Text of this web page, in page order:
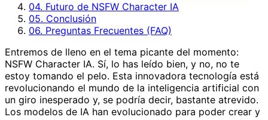
04. Futuro de NSFW Character IA
05. Conclusión
06. Preguntas Frecuentes (FAQ)
Entremos de lleno en el tema picante del momento:
NSFW Character IA. Sí, lo has leído bien, y no, no te
estoy tomando el pelo. Esta innovadora tecnología está
revolucionando el mundo de la inteligencia artificial con
un giro inesperado y, se podría decir, bastante atrevido.
Los modelos de IA han evolucionado para poder crear y